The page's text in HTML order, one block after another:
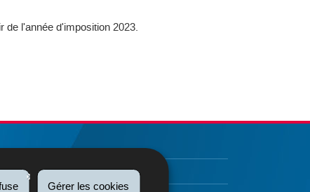
Gérer les cookies
de l'année d'imposition 2023.